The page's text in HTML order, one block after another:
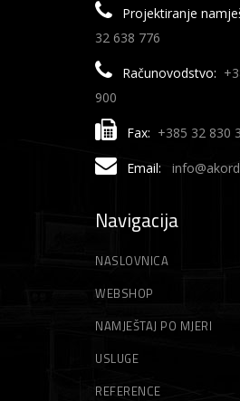
Projektiranje
32 638 776
Računovodstvo:
900
Fax: +385 32 830
Email:
Navigacija
NASLOVNICA
WEBSHOP
NAMJEŠTAJ PO MJERI
USLUGE
REFERENCE